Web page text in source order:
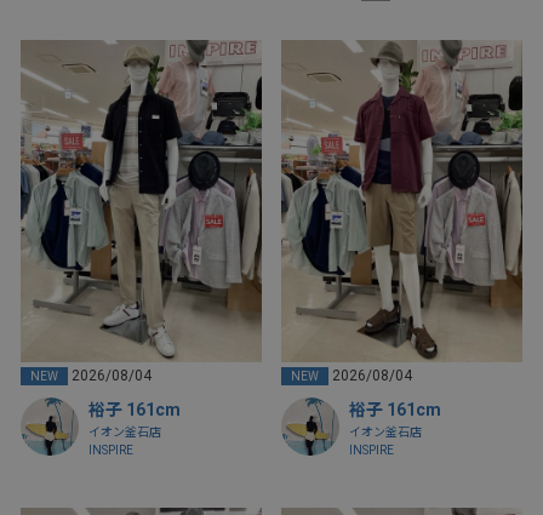
NEW 2026/08/04
裕子 161cm
イオン釜石店
INSPIRE
NEW 2026/08/04
裕子 161cm
イオン釜石店
INSPIRE